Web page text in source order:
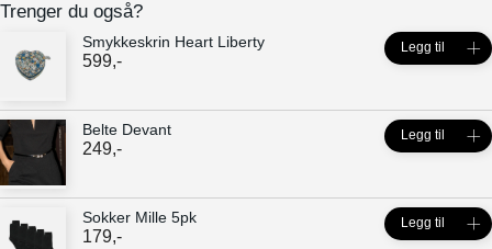
Trenger du også?
Smykkeskrin Heart Liberty
599,-
Legg til
Belte Devant
249,-
Legg til
Sokker Mille 5pk
179,-
Legg til